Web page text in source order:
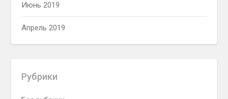
Июнь 2019
Апрель 2019
Рубрики